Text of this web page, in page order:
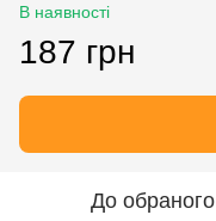
В наявності
187 грн
До обраного